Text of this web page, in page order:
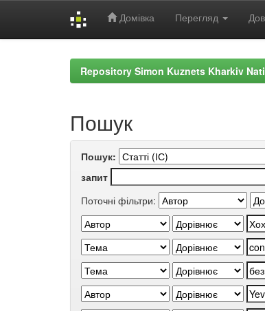
Домівка Перегляд
Repository Simon Kuznets Kharkiv
Пошук
Пошук:
запит
Поточні фільтри: